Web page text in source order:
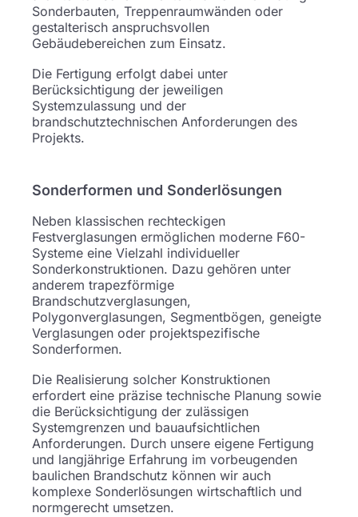
Sonderbauten, Treppenraumwänden oder
gestalterisch anspruchsvollen
Gebäudebereichen zum Einsatz.
Die Fertigung erfolgt dabei unter
Berücksichtigung der jeweiligen
Systemzulassung und der
brandschutztechnischen Anforderungen des
Projekts.
Sonderformen und Sonderlösungen
Neben klassischen rechteckigen
Festverglasungen ermöglichen moderne F60-
Systeme eine Vielzahl individueller
Sonderkonstruktionen. Dazu gehören unter
anderem trapezförmige
Brandschutzverglasungen,
Polygonverglasungen, Segmentbögen, geneigte
Verglasungen oder projektspezifische
Sonderformen.
Die Realisierung solcher Konstruktionen
erfordert eine präzise technische Planung sowie
die Berücksichtigung der zulässigen
Systemgrenzen und bauaufsichtlichen
Anforderungen. Durch unsere eigene Fertigung
und langjährige Erfahrung im vorbeugenden
baulichen Brandschutz können wir auch
komplexe Sonderlösungen wirtschaftlich und
normgerecht umsetzen.